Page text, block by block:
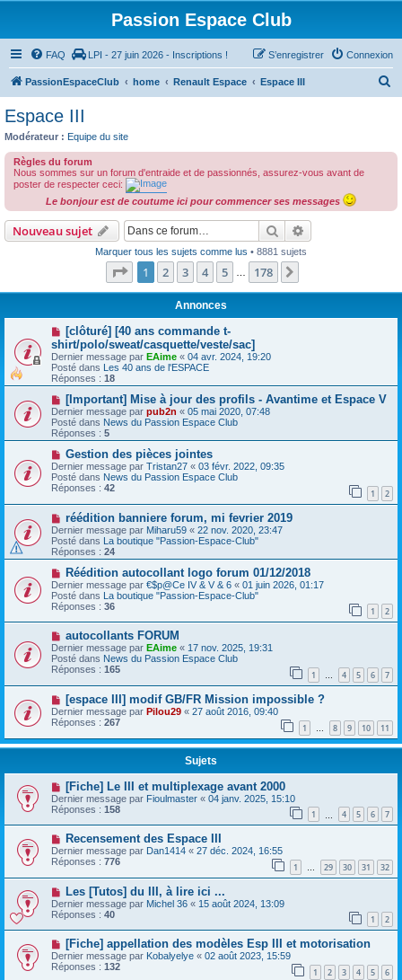
Passion Espace Club
FAQ LPI - 27 juin 2026 - Inscriptions ! Connexion
S’enregistrer
PassionEspaceClub home Renault Espace Espace III
c
Espace III
Modérateur : Equipe du site
Règles du forum
Nous sommes sur un forum d'entraide et de passionnés, assurez-vous avant de
poster de respecter ceci:
Le bonjour est de coutume ici pour commencer ses messages
Nouveau sujet Rechercher
Marquer tous les sujets comme lus • 8881 sujets
Page 1sur178
1 2 3 4 5 178
Annonces
[clôturé] [40 ans commande t-
shirt/polo/sweat/casquette/veste/sac]
Dernier message par EAime « 04 avr. 2024, 19:20
Posté dans Les 40 ans de l'ESPACE
Réponses : 18
[Important] Mise à jour des profils - Avantime et Espace V
Dernier message par pub2n « 05 mai 2020, 07:48
Posté dans News du Passion Espace Club
Réponses : 5
Gestion des pièces jointes
Dernier message par Tristan27 « 03 févr. 2022, 09:35
Posté dans News du Passion Espace Club
Réponses : 42 1 2
réédition banniere forum, mi fevrier 2019
Dernier message par Miharu59 « 22 nov. 2020, 23:47
Posté dans La boutique "Passion-Espace-Club"
Réponses : 24
Réédition autocollant logo forum 01/12/2018
Dernier message par €$p@Ce IV & V & 6 « 01 juin 2026, 01:17
Posté dans La boutique "Passion-Espace-Club"
Réponses : 36 1 2
autocollants FORUM
Dernier message par EAime « 17 nov. 2025, 19:31
Posté dans News du Passion Espace Club
Réponses : 165 1 … 4 5 6 7
[espace III] modif GB/FR Mission impossible ?
Dernier message par Pilou29 « 27 août 2016, 09:40
Réponses : 267 1 … 8 9 10 11
Sujets
[Fiche] Le III et multiplexage avant 2000
Dernier message par Fioulmaster « 04 janv. 2025, 15:10
Réponses : 158 1 4 5 6 7
Recensement des Espace III
Dernier message par Dan1414 « 27 déc. 2024, 16:55
Réponses : 776 1 … 29 30 31 32
Les [Tutos] du III, à lire ici ...
Dernier message par Michel 36 « 15 août 2024, 13:09
Réponses : 40 1 2
[Fiche] appellation des modèles Esp III et motorisation
Dernier message par Kobalyelye « 02 août 2023, 15:59
Réponses : 132 1 2 3 4 5 6